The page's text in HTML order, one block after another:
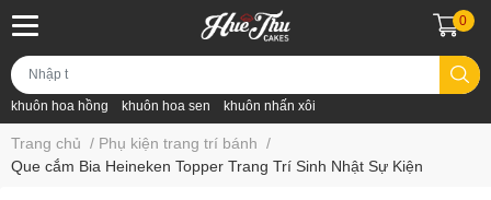
khuôn hoa hồng khuôn hoa sen khuôn nhấn xôi
0
Trang chủ / Phụ kiện trang trí bánh /
Que cắm Bia Heineken Topper Trang Trí Sinh Nhật Sự Kiện